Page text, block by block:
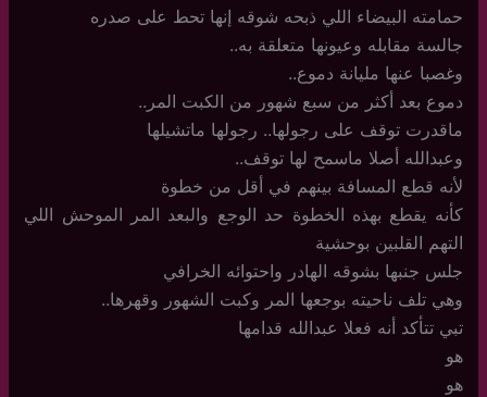
حمامته البيضاء اللي ذبحه شوقه إنها تحط على صدره
جالسة مقابله وعيونها متعلقة به..
وغصبا عنها مليانة دموع..
دموع بعد أكثر من سبع شهور من الكبت المر..
ماقدرت توقف على رجولها.. رجولها ماتشيلها
وعبدالله أصلا ماسمح لها توقف..
لأنه قطع المسافة بينهم في أقل من خطوة
كأنه يقطع بهذه الخطوة حد الوجع والبعد المر الموحش اللي
التهم القلبين بوحشية
جلس جنبها بشوقه الهادر واحتوائه الخرافي
وهي تلف ناحيته بوجعها المر وكبت الشهور وقهرها..
تبي تتأكد أنه فعلا عبدالله قدامها
هو
هو